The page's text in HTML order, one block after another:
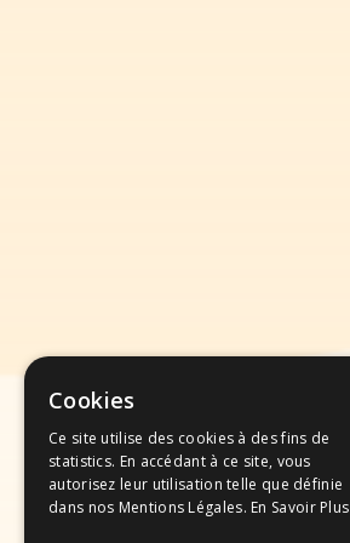
Cookies
Ce site utilise des cookies à des fins de
statistics. En accédant à ce site, vous
autorisez leur utilisation telle que définie
dans nos Mentions Légales. En Savoir Plus